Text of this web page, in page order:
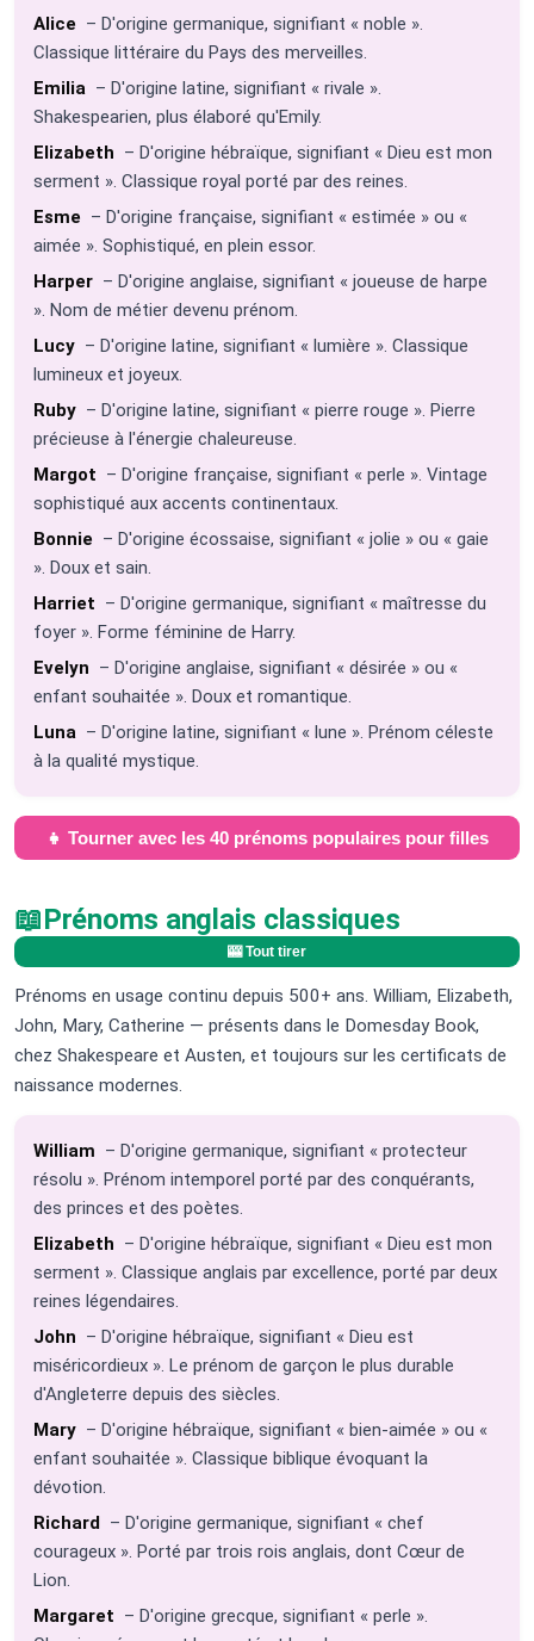
Alice – D'origine germanique, signifiant « noble ».
Classique littéraire du Pays des merveilles.
Emilia – D'origine latine, signifiant « rivale ».
Shakespearien, plus élaboré qu'Emily.
Elizabeth – D'origine hébraïque, signifiant « Dieu est mon
serment ». Classique royal porté par des reines.
Esme – D'origine française, signifiant « estimée » ou «
aimée ». Sophistiqué, en plein essor.
Harper – D'origine anglaise, signifiant « joueuse de harpe
». Nom de métier devenu prénom.
Lucy – D'origine latine, signifiant « lumière ». Classique
lumineux et joyeux.
Ruby – D'origine latine, signifiant « pierre rouge ». Pierre
précieuse à l'énergie chaleureuse.
Margot – D'origine française, signifiant « perle ». Vintage
sophistiqué aux accents continentaux.
Bonnie – D'origine écossaise, signifiant « jolie » ou « gaie
». Doux et sain.
Harriet – D'origine germanique, signifiant « maîtresse du
foyer ». Forme féminine de Harry.
Evelyn – D'origine anglaise, signifiant « désirée » ou «
enfant souhaitée ». Doux et romantique.
Luna – D'origine latine, signifiant « lune ». Prénom céleste
à la qualité mystique.
👧 Tourner avec les 40 prénoms populaires pour filles
📖Prénoms anglais classiques
🎰 Tout tirer
Prénoms en usage continu depuis 500+ ans. William, Elizabeth,
John, Mary, Catherine — présents dans le Domesday Book,
chez Shakespeare et Austen, et toujours sur les certificats de
naissance modernes.
William – D'origine germanique, signifiant « protecteur
résolu ». Prénom intemporel porté par des conquérants,
des princes et des poètes.
Elizabeth – D'origine hébraïque, signifiant « Dieu est mon
serment ». Classique anglais par excellence, porté par deux
reines légendaires.
John – D'origine hébraïque, signifiant « Dieu est
miséricordieux ». Le prénom de garçon le plus durable
d'Angleterre depuis des siècles.
Mary – D'origine hébraïque, signifiant « bien-aimée » ou «
enfant souhaitée ». Classique biblique évoquant la
dévotion.
Richard – D'origine germanique, signifiant « chef
courageux ». Porté par trois rois anglais, dont Cœur de
Lion.
Margaret – D'origine grecque, signifiant « perle ».